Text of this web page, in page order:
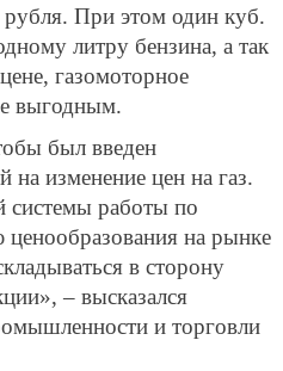
При этом один куб.
литру бензина, а так
газомоторное
выгодным.
был введен
изменение цен на газ.
работы по
на рынке
в сторону
– высказался
и торговли